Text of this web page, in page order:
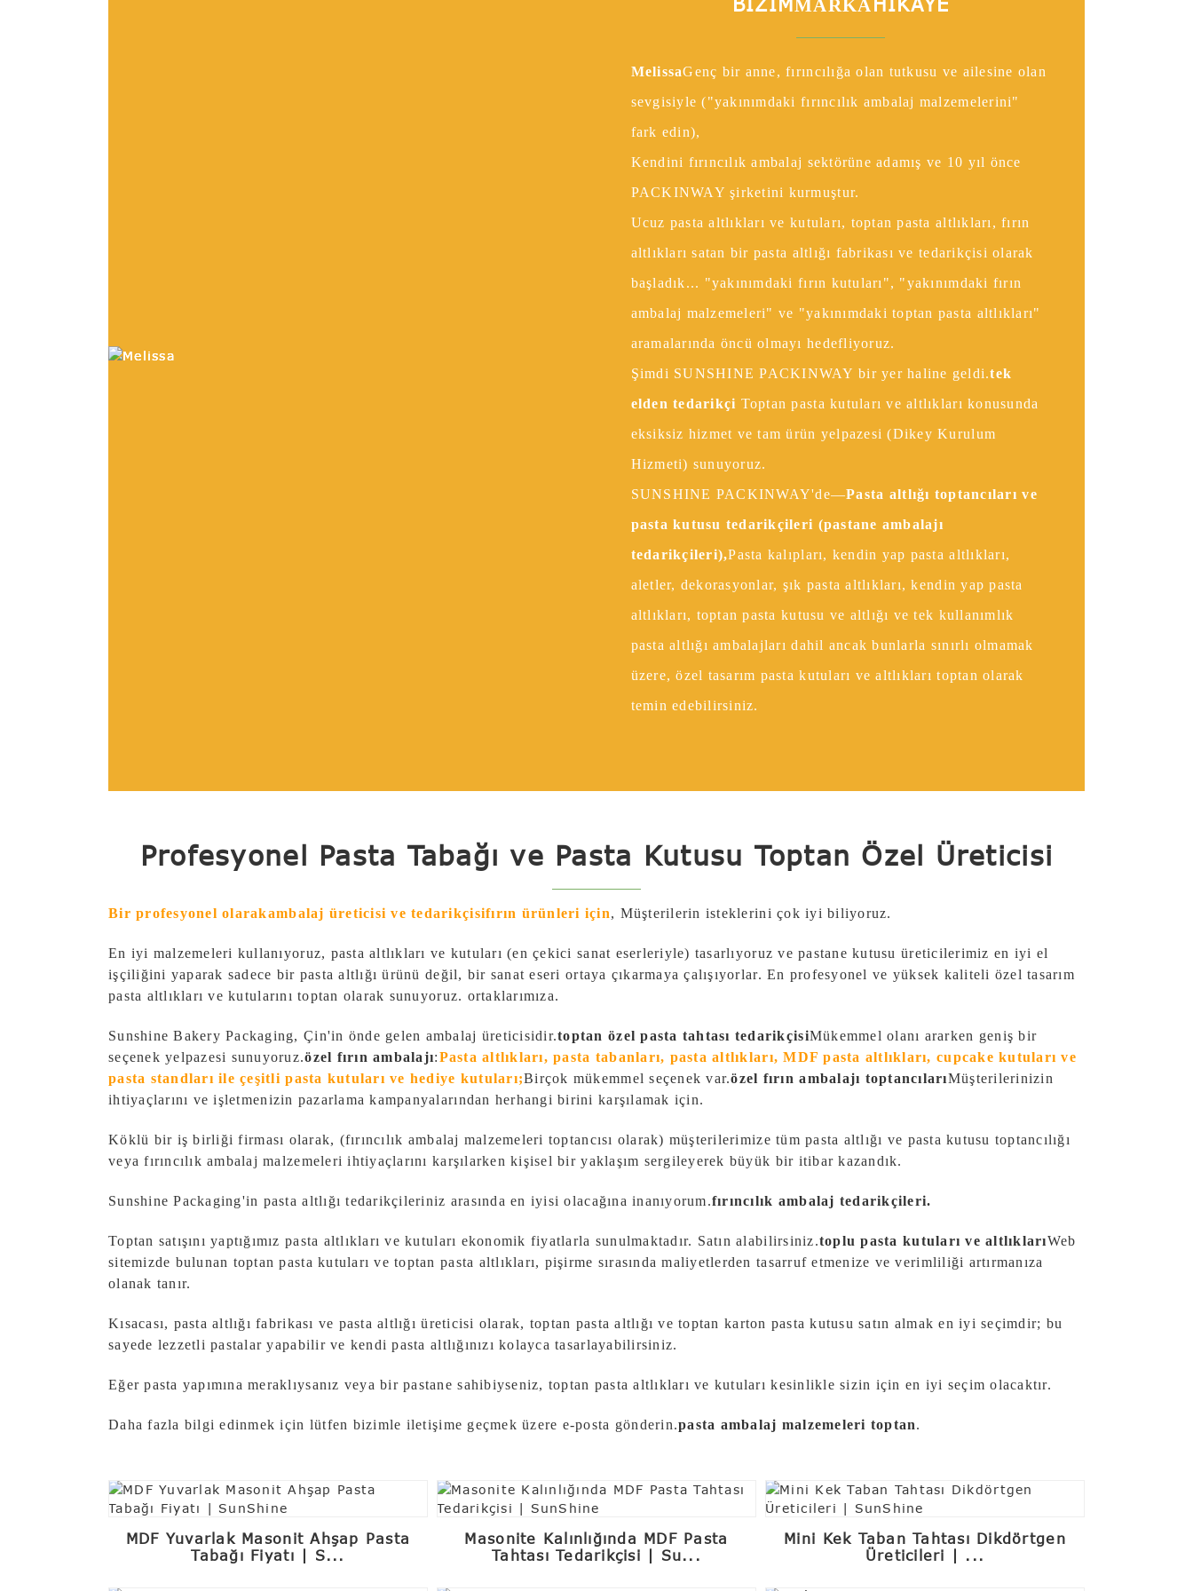
MARKA
MelissaGenç bir anne, fırıncılığa olan tutkusu ve ailesine olan
sevgisiyle ("yakınımdaki fırıncılık ambalaj malzemelerini"
fark edin),
Kendini fırıncılık ambalaj sektörüne adamış ve 10 yıl önce
PACKINWAY şirketini kurmuştur.
Ucuz pasta altlıkları ve kutuları, toptan pasta altlıkları, fırın
altlıkları satan bir pasta altlığı fabrikası ve tedarikçisi olarak
başladık... "yakınımdaki fırın kutuları", "yakınımdaki fırın
ambalaj malzemeleri" ve "yakınımdaki toptan pasta altlıkları"
aramalarında öncü olmayı hedefliyoruz.
Şimdi SUNSHINE PACKINWAY bir yer haline geldi.tek
elden tedarikçi Toptan pasta kutuları ve altlıkları konusunda
eksiksiz hizmet ve tam ürün yelpazesi (Dikey Kurulum
Hizmeti) sunuyoruz.
SUNSHINE PACKINWAY'de—Pasta altlığı toptancıları ve
pasta kutusu tedarikçileri (pastane ambalajı
tedarikçileri),Pasta kalıpları, kendin yap pasta altlıkları,
aletler, dekorasyonlar, şık pasta altlıkları, kendin yap pasta
altlıkları, toptan pasta kutusu ve altlığı ve tek kullanımlık
pasta altlığı ambalajları dahil ancak bunlarla sınırlı olmamak
üzere, özel tasarım pasta kutuları ve altlıkları toptan olarak
temin edebilirsiniz.
Profesyonel Pasta Tabağı ve Pasta Kutusu Toptan Özel Üreticisi
Bir profesyonel olarakambalaj üreticisi ve tedarikçisifırın ürünleri için, Müşterilerin isteklerini çok iyi biliyoruz.
En iyi malzemeleri kullanıyoruz, pasta altlıkları ve kutuları (en çekici sanat eserleriyle) tasarlıyoruz ve pastane kutusu üreticilerimiz en iyi el
işçiliğini yaparak sadece bir pasta altlığı ürünü değil, bir sanat eseri ortaya çıkarmaya çalışıyorlar. En profesyonel ve yüksek kaliteli özel tasarım
pasta altlıkları ve kutularını toptan olarak sunuyoruz. ortaklarımıza.
Sunshine Bakery Packaging, Çin'in önde gelen ambalaj üreticisidir.toptan özel pasta tahtası tedarikçisiMükemmel olanı ararken geniş bir
seçenek yelpazesi sunuyoruz.özel fırın ambalajı:Pasta altlıkları, pasta tabanları, pasta altlıkları, MDF pasta altlıkları, cupcake kutuları ve
pasta standları ile çeşitli pasta kutuları ve hediye kutuları;Birçok mükemmel seçenek var.özel fırın ambalajı toptancılarıMüşterilerinizin
ihtiyaçlarını ve işletmenizin pazarlama kampanyalarından herhangi birini karşılamak için.
Köklü bir iş birliği firması olarak, (fırıncılık ambalaj malzemeleri toptancısı olarak) müşterilerimize tüm pasta altlığı ve pasta kutusu toptancılığı
veya fırıncılık ambalaj malzemeleri ihtiyaçlarını karşılarken kişisel bir yaklaşım sergileyerek büyük bir itibar kazandık.
Sunshine Packaging'in pasta altlığı tedarikçileriniz arasında en iyisi olacağına inanıyorum.fırıncılık ambalaj tedarikçileri.
Toptan satışını yaptığımız pasta altlıkları ve kutuları ekonomik fiyatlarla sunulmaktadır. Satın alabilirsiniz.toplu pasta kutuları ve altlıklarıWeb
sitemizde bulunan toptan pasta kutuları ve toptan pasta altlıkları, pişirme sırasında maliyetlerden tasarruf etmenize ve verimliliği artırmanıza
olanak tanır.
Kısacası, pasta altlığı fabrikası ve pasta altlığı üreticisi olarak, toptan pasta altlığı ve toptan karton pasta kutusu satın almak en iyi seçimdir; bu
sayede lezzetli pastalar yapabilir ve kendi pasta altlığınızı kolayca tasarlayabilirsiniz.
Eğer pasta yapımına meraklıysanız veya bir pastane sahibiyseniz, toptan pasta altlıkları ve kutuları kesinlikle sizin için en iyi seçim olacaktır.
Daha fazla bilgi edinmek için lütfen bizimle iletişime geçmek üzere e-posta gönderin.pasta ambalaj malzemeleri toptan.
MDF Yuvarlak Masonit Ahşap Pasta
Tabağı Fiyatı | S...
Masonite Kalınlığında MDF Pasta
Tahtası Tedarikçisi | Su...
Mini Kek Taban Tahtası Dikdörtgen
Üreticileri | ...